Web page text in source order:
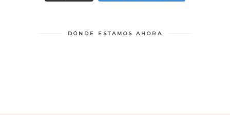
DÓNDE ESTAMOS AHORA